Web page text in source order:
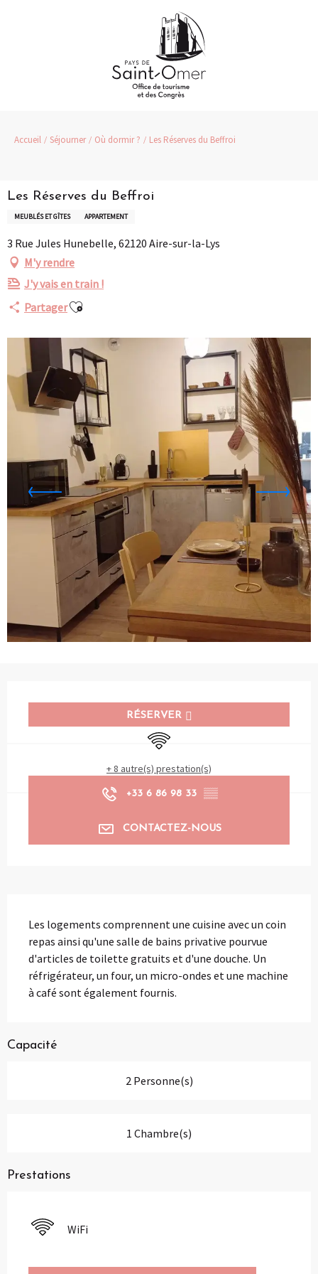
Accueil Séjourner Où dormir ? Les Réserves du Beffroi
Les Réserves du Beffroi
MEUBLÉS ET GÎTES APPARTEMENT
3 Rue Jules Hunebelle, 62120 Aire-sur-la-Lys
M'y rendre
J'y vais en train !
PartagerAjouter aux favoris
RÉSERVER
WiFi
+ 8 autre(s) prestation(s)
+33 6 86 98 33 ▒▒
CONTACTEZ-NOUS
Les logements comprennent une cuisine avec un coin
repas ainsi qu'une salle de bains privative pourvue
d'articles de toilette gratuits et d'une douche. Un
réfrigérateur, un four, un micro-ondes et une machine
à café sont également fournis.
Capacité
2 Personne(s)
1 Chambre(s)
Prestations
WiFi